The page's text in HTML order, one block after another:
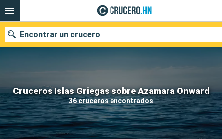
Cruceros Islas Griegas sobre Azamara Onward
36 cruceros encontrados
Encontrar un crucero
Nuestros destinos
Fecha de salida
Puertos Compañías